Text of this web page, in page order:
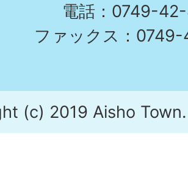
電話：0749-
ファックス：
(c) 2019 Aisho